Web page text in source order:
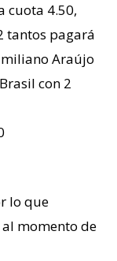
cuota 4.50,
tantos pagará
Araújo
con 2
lo que
momento de